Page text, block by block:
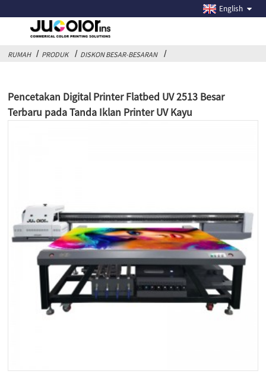
English
RUMAH PRODUK DISKON BESAR-BESARAN
Pencetakan Digital Printer Flatbed UV 2513 Besar
Terbaru pada Tanda Iklan Printer UV Kayu